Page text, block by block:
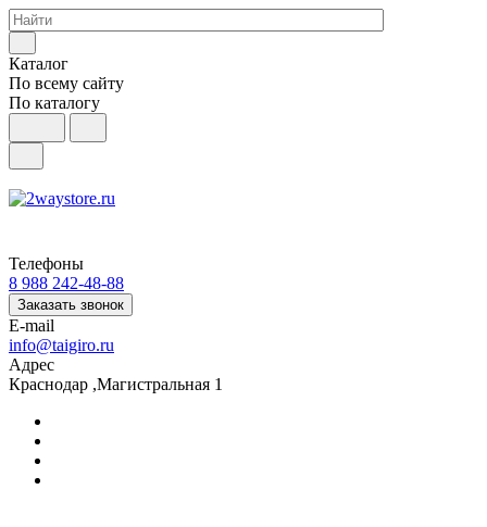
Каталог
По всему сайту
По каталогу
Телефоны
8 988 242-48-88
Заказать звонок
E-mail
info@taigiro.ru
Адрес
Краснодар ,Магистральная 1